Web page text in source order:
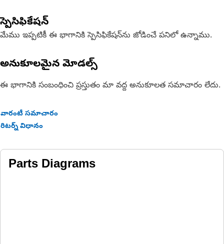
స్పెసిఫికేషన్
మేము ఇప్పటికీ ఈ భాగానికి స్పెసిఫికేషన్‌ను జోడించే పనిలో ఉన్నాము.
అనుకూలమైన మోడల్స్
ఈ భాగానికి సంబంధించి ప్రస్తుతం మా వద్ద అనుకూలత సమాచారం లేదు.
వారంటీ సమాచారం
రిటర్న్ విధానం
Parts Diagrams